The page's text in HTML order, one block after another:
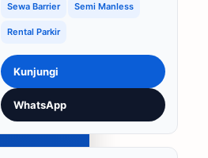
Sewa Barrier Semi Manless
Rental Parkir
Kunjungi
WhatsApp